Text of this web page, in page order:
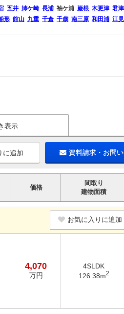
五井 姉ケ崎 長浦 袖ケ浦 巌根 木更津 君津
形 館山 九重 千倉 千歳 南三原 和田浦 江見
表示
に追加 資料請求・お問
価格
間取り
建物面積
お気に入りに追加
4,070
万円
4SLDK
126.38m2